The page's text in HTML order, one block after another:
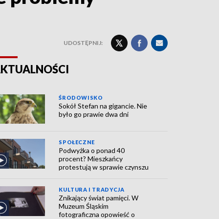
UDOSTĘPNIJ:
ŚRODOWISKO
Sokół Stefan na gigancie. Nie
było go prawie dwa dni
SPOŁECZNE
Podwyżka o ponad 40
procent? Mieszkańcy
protestują w sprawie czynszu
KULTURA I TRADYCJA
Znikający świat pamięci. W
Muzeum Śląskim
fotograficzna opowieść o